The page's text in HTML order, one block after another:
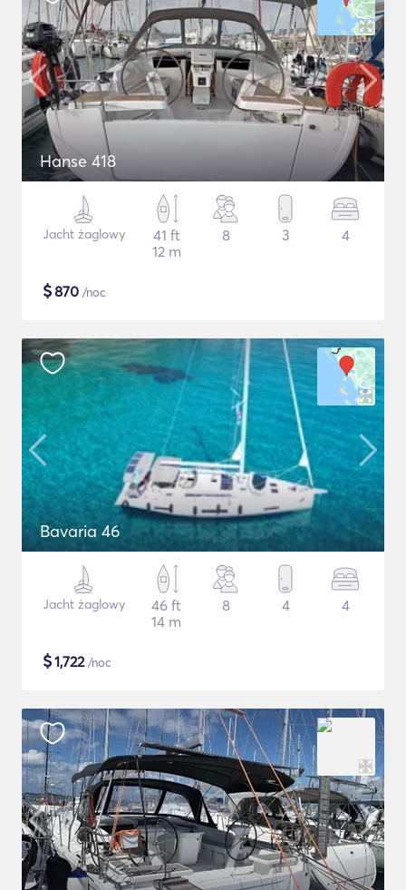
Hanse 418
Jacht żaglowy
41 ft
12 m
8 3 4
$870 /noc
Bavaria 46
Jacht żaglowy
46 ft
14 m
8 4 4
$1,722/noc